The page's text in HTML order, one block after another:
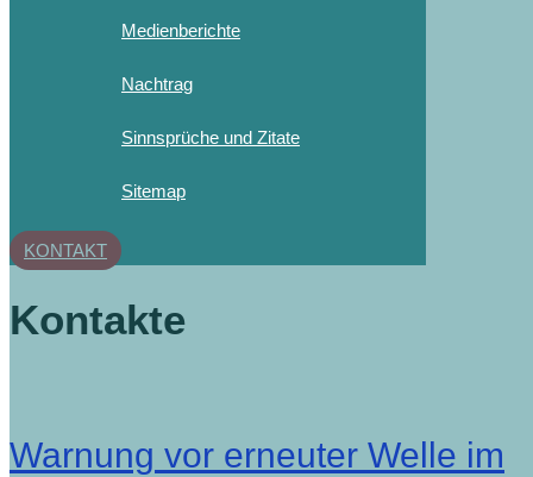
Medienberichte
Nachtrag
Sinnsprüche und Zitate
Sitemap
KONTAKT
Kontakte
Warnung vor erneuter Welle im